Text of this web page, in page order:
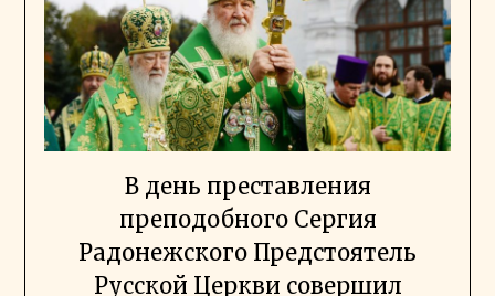
В день преставления
преподобного Сергия
Радонежского Предстоятель
Русской Церкви совершил